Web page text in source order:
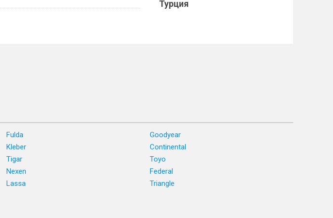
Турция
Fulda
Goodyear
Kleber
Continental
Tigar
Toyo
Nexen
Federal
Lassa Triangle